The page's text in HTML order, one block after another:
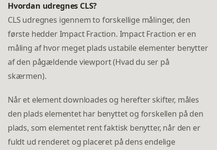
Hvordan udregnes CLS?
CLS udregnes igennem to forskellige målinger, den
første hedder Impact Fraction. Impact Fraction er en
måling af hvor meget plads ustabile elementer benytter
af den pågældende viewport (Hvad du ser på
skærmen).
Når et element downloades og herefter skifter, måles
den plads elementet har benyttet og forskellen på den
plads, som elementet rent faktisk benytter, når den er
fuldt ud renderet og placeret på dens endelige